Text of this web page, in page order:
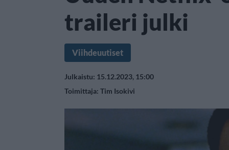
traileri julki
Viihdeuutiset
Julkaistu: 15.12.2023, 15:00
Toimittaja: Tim Isokivi